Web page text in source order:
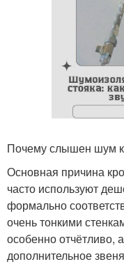
Почему слышен шум
Основная причина
часто используют
формально
очень тонкими
особенно отчётливо,
дополнительное